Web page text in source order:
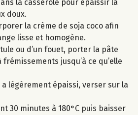
la casserole pour épaissir la
doux.
la crème de soja coco afin
lisse et homogène.
ou d’un fouet, porter la pâte
jusqu’à ce qu’elle
a légèrement épaissi, verser sur la
30 minutes à 180°C puis baisser